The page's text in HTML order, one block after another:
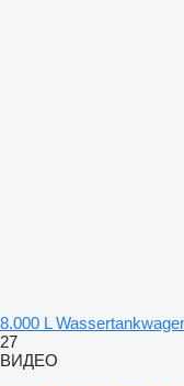
8.000 L
27
ВИДЕО